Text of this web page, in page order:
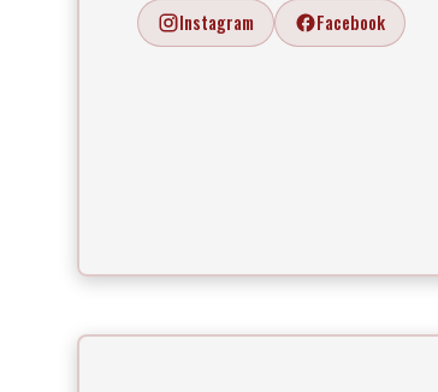
Instagram Facebook